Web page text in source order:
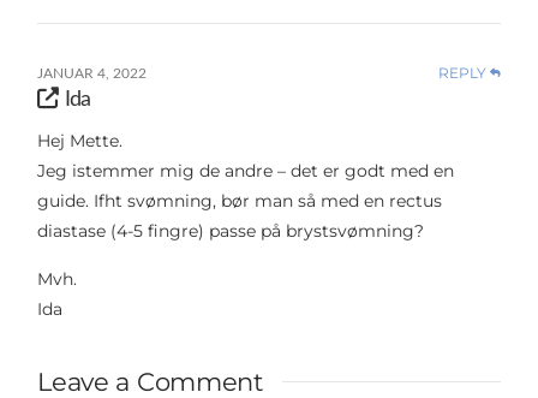
JANUAR 4, 2022 REPLY
Ida
Hej Mette.
Jeg istemmer mig de andre – det er godt med en
guide. Ifht svømning, bør man så med en rectus
diastase (4-5 fingre) passe på brystsvømning?
Mvh.
Ida
Leave a Comment